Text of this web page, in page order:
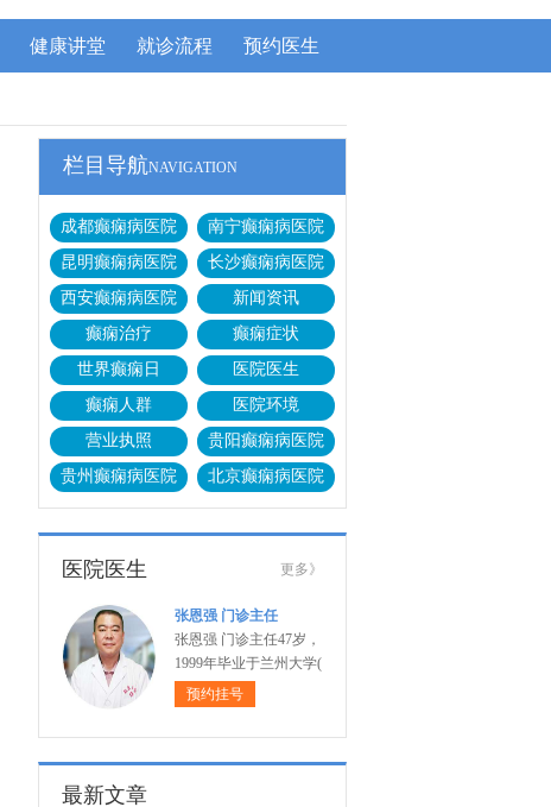
健康讲堂 就诊流程 预约医生
栏目导航NAVIGATION
成都癫痫病医院
南宁癫痫病医院
昆明癫痫病医院
长沙癫痫病医院
西安癫痫病医院
新闻资讯
癫痫治疗
癫痫症状
世界癫痫日
医院医生
癫痫人群
医院环境
营业执照
贵阳癫痫病医院
贵州癫痫病医院
北京癫痫病医院
医院医生 更多》
张恩强 门诊主任
张恩强 门诊主任47岁，
1999年毕业于兰州大学(
预约挂号
最新文章